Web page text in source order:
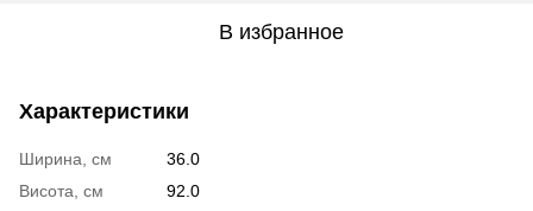
В избранное
Характеристики
Ширина, см
36.0
Висота, см
92.0